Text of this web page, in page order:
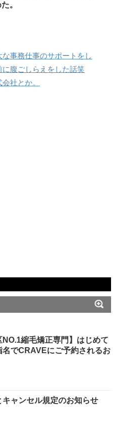
。
事務仕事のサポートをし
に腹ごしらえをした話笑
社とか。
NO.1縮毛矯正専門】はじめて
名でCRAVEにご予約されるお
キャンセル規定のお知らせ